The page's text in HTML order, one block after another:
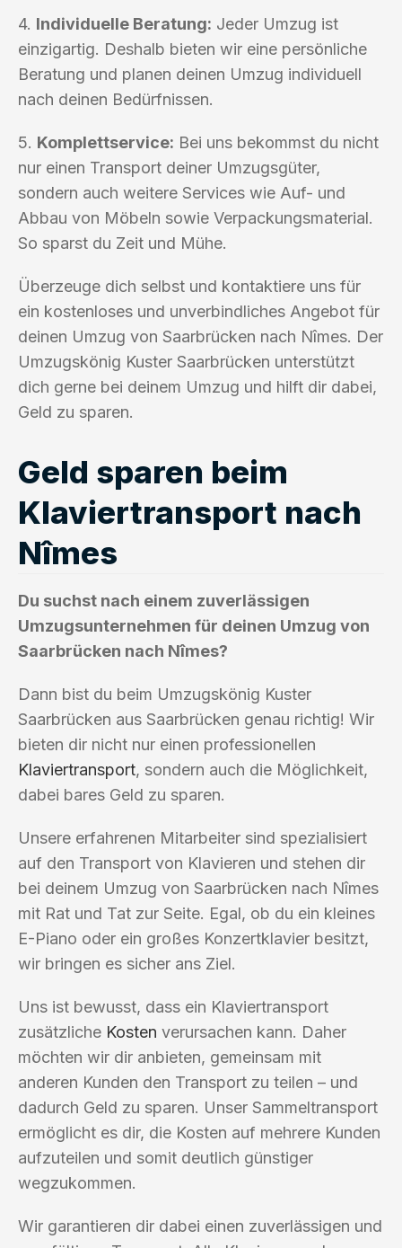
4. Individuelle Beratung: Jeder Umzug ist
einzigartig. Deshalb bieten wir eine persönliche
Beratung und planen deinen Umzug individuell
nach deinen Bedürfnissen.
5. Komplettservice: Bei uns bekommst du nicht
nur einen Transport deiner Umzugsgüter,
sondern auch weitere Services wie Auf- und
Abbau von Möbeln sowie Verpackungsmaterial.
So sparst du Zeit und Mühe.
Überzeuge dich selbst und kontaktiere uns für
ein kostenloses und unverbindliches Angebot für
deinen Umzug von Saarbrücken nach Nîmes. Der
Umzugskönig Kuster Saarbrücken unterstützt
dich gerne bei deinem Umzug und hilft dir dabei,
Geld zu sparen.
Geld sparen beim
Klaviertransport nach
Nîmes
Du suchst nach einem zuverlässigen
Umzugsunternehmen für deinen Umzug von
Saarbrücken nach Nîmes?
Dann bist du beim Umzugskönig Kuster
Saarbrücken aus Saarbrücken genau richtig! Wir
bieten dir nicht nur einen professionellen
Klaviertransport, sondern auch die Möglichkeit,
dabei bares Geld zu sparen.
Unsere erfahrenen Mitarbeiter sind spezialisiert
auf den Transport von Klavieren und stehen dir
bei deinem Umzug von Saarbrücken nach Nîmes
mit Rat und Tat zur Seite. Egal, ob du ein kleines
E-Piano oder ein großes Konzertklavier besitzt,
wir bringen es sicher ans Ziel.
Uns ist bewusst, dass ein Klaviertransport
zusätzliche Kosten verursachen kann. Daher
möchten wir dir anbieten, gemeinsam mit
anderen Kunden den Transport zu teilen – und
dadurch Geld zu sparen. Unser Sammeltransport
ermöglicht es dir, die Kosten auf mehrere Kunden
aufzuteilen und somit deutlich günstiger
wegzukommen.
Wir garantieren dir dabei einen zuverlässigen und